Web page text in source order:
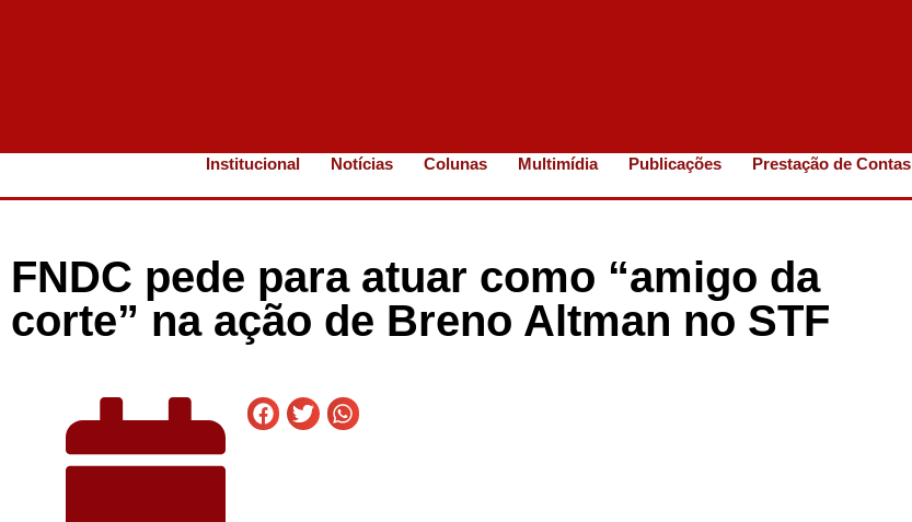
Institucional Notícias Colunas Multimídia Publicações Prestação de Contas
FNDC pede para atuar como “amigo da
corte” na ação de Breno Altman no STF